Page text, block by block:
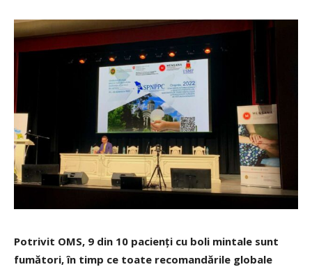
Potrivit OMS, 9 din 10 pacienți cu boli mintale sunt
fumători, în timp ce toate recomandările globale